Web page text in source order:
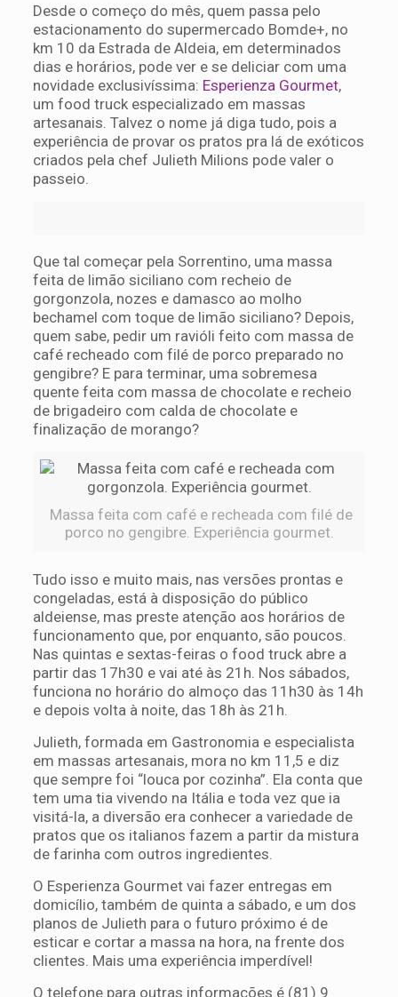
Desde o começo do mês, quem passa pelo
estacionamento do supermercado Bomde+, no
km 10 da Estrada de Aldeia, em determinados
dias e horários, pode ver e se deliciar com uma
novidade exclusivíssima: Esperienza Gourmet,
um food truck especializado em massas
artesanais. Talvez o nome já diga tudo, pois a
experiência de provar os pratos pra lá de exóticos
criados pela chef Julieth Milions pode valer o
passeio.
Que tal começar pela Sorrentino, uma massa
feita de limão siciliano com recheio de
gorgonzola, nozes e damasco ao molho
bechamel com toque de limão siciliano? Depois,
quem sabe, pedir um ravióli feito com massa de
café recheado com filé de porco preparado no
gengibre? E para terminar, uma sobremesa
quente feita com massa de chocolate e recheio
de brigadeiro com calda de chocolate e
finalização de morango?
Massa feita com café e recheada com filé de
porco no gengibre. Experiência gourmet.
Tudo isso e muito mais, nas versões prontas e
congeladas, está à disposição do público
aldeiense, mas preste atenção aos horários de
funcionamento que, por enquanto, são poucos.
Nas quintas e sextas-feiras o food truck abre a
partir das 17h30 e vai até às 21h. Nos sábados,
funciona no horário do almoço das 11h30 às 14h
e depois volta à noite, das 18h às 21h.
Julieth, formada em Gastronomia e especialista
em massas artesanais, mora no km 11,5 e diz
que sempre foi “louca por cozinha”. Ela conta que
tem uma tia vivendo na Itália e toda vez que ia
visitá-la, a diversão era conhecer a variedade de
pratos que os italianos fazem a partir da mistura
de farinha com outros ingredientes.
O Esperienza Gourmet vai fazer entregas em
domicílio, também de quinta a sábado, e um dos
planos de Julieth para o futuro próximo é de
esticar e cortar a massa na hora, na frente dos
clientes. Mais uma experiência imperdível!
O telefone para outras informações é (81) 9